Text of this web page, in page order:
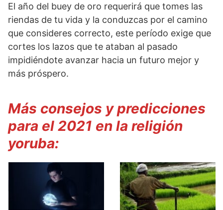
El año del buey de oro requerirá que tomes las
riendas de tu vida y la conduzcas por el camino
que consideres correcto, este período exige que
cortes los lazos que te ataban al pasado
impidiéndote avanzar hacia un futuro mejor y
más próspero.
Más consejos y predicciones
para el 2021 en la religión
yoruba: